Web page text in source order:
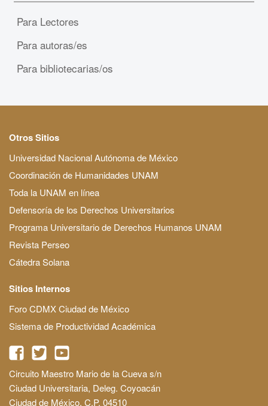
Para Lectores
Para autoras/es
Para bibliotecarias/os
Otros Sitios
Universidad Nacional Autónoma de México
Coordinación de Humanidades UNAM
Toda la UNAM en línea
Defensoría de los Derechos Universitarios
Programa Universitario de Derechos Humanos UNAM
Revista Perseo
Cátedra Solana
Sitios Internos
Foro CDMX Ciudad de México
Sistema de Productividad Académica
Circuito Maestro Mario de la Cueva s/n
Ciudad Universitaria, Deleg. Coyoacán
Ciudad de México, C.P. 04510